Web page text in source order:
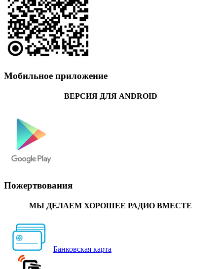
Мобильное приложение
ВЕРСИЯ ДЛЯ ANDROID
Пожертвования
МЫ ДЕЛАЕМ ХОРОШЕЕ РАДИО ВМЕСТЕ
Банковская карта